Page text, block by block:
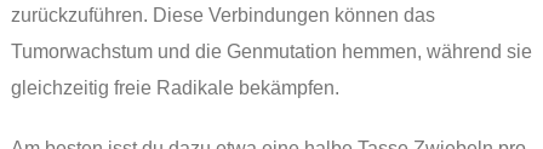
zurückzuführen. Diese Verbindungen können das
Tumorwachstum und die Genmutation hemmen, während sie
gleichzeitig freie Radikale bekämpfen.